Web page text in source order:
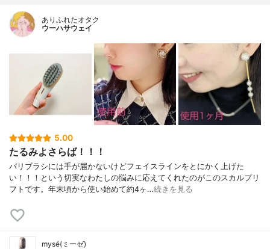
ありふれたオタク
ウーハサウェイ
5.00
たるみよさらば！！！
バリブラシには手が届かないけどフェイスラインをとにかく上げた
い！！！という切実なわたしの悩みに応えてくれたのがこのスカルプリ
フトです。年末頃から使い始めて約4ヶ…続きを見る
mysé(ミーゼ)